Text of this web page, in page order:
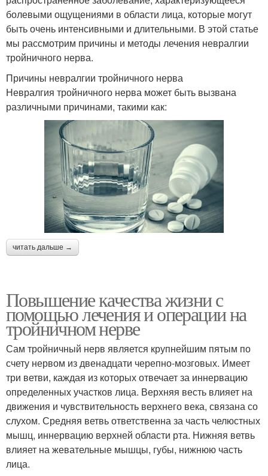
болевыми ощущениями в области лица, которые могут
быть очень интенсивными и длительными. В этой статье
мы рассмотрим причины и методы лечения невралгии
тройничного нерва.
Причины невралгии тройничного нерва
Невралгия тройничного нерва может быть вызвана
различными причинами, такими как:
читать дальше →
Повышение качества жизни с
помощью лечения и операции на
тройничном нерве
Сам тройничный нерв является крупнейшим пятым по
счету нервом из двенадцати черепно-мозговых. Имеет
три ветви, каждая из которых отвечает за иннервацию
определенных участков лица. Верхняя весть влияет на
движения и чувствительность верхнего века, связана со
слухом. Средняя ветвь ответственна за часть челюстных
мышц, иннервацию верхней области рта. Нижняя ветвь
влияет на жевательные мышцы, губы, нижнюю часть
лица.